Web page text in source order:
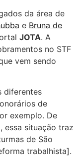
da área de
e Bruna de
JOTA. A
no STF
vem sendo
diferentes
de
exemplo. De
essa situação traz
de São
trabalhista].